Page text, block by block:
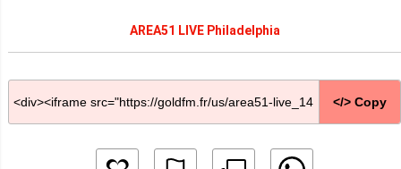
AREA51 LIVE Philadelphia
</> Copy